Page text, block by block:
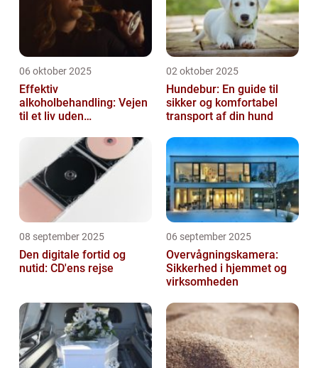
06 oktober 2025
Effektiv
alkoholbehandling: Vejen
til et liv uden
02 oktober 2025
Hundebur: En guide til
sikker og komfortabel
transport af din hund
08 september 2025
Den digitale fortid og
nutid: CD'ens rejse
06 september 2025
Overvågningskamera:
Sikkerhed i hjemmet og
virksomheden